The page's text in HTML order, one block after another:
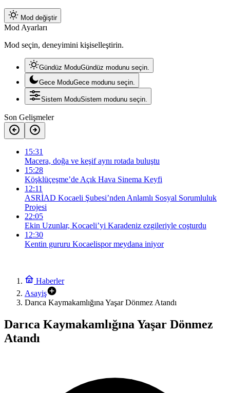
Mod değiştir
Mod Ayarları
Mod seçin, deneyimini kişiselleştirin.
Gündüz ModuGündüz modunu seçin.
Gece ModuGece modunu seçin.
Sistem ModuSistem modunu seçin.
Son Gelişmeler
15:31
Macera, doğa ve keşif aynı rotada buluştu
15:28
Köşklüçeşme’de Açık Hava Sinema Keyfi
12:11
ASRİAD Kocaeli Şubesi’nden Anlamlı Sosyal Sorumluluk
Projesi
22:05
Ekin Uzunlar, Kocaeli’yi Karadeniz ezgileriyle coşturdu
12:30
Kentin gururu Kocaelispor meydana iniyor
Haberler
Asayiş
Darıca Kaymakamlığına Yaşar Dönmez Atandı
Darıca Kaymakamlığına Yaşar Dönmez
Atandı